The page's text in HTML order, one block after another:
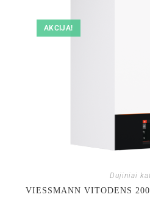
AKCIJA!
Dujiniai
VIESSMANN VITODENS